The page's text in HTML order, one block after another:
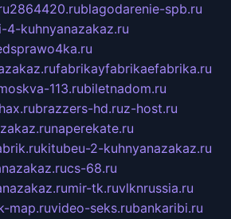
2864420.rublagodarenie-spb.ru
4-kuhnyanazakaz.ru
fabrikayfabrikaefabrika.ru
113.rubiletnadom.ru
brazzers-hd.ruz-host.ru
naperekate.ru
kitubeu-2-kuhnyanazakaz.ru
cs-68.ru
mir-tk.ruvlknrussia.ru
map.ruvideo-seks.rubankaribi.ru